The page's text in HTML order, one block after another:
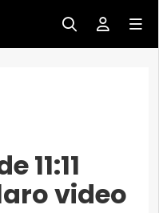
11:11
video